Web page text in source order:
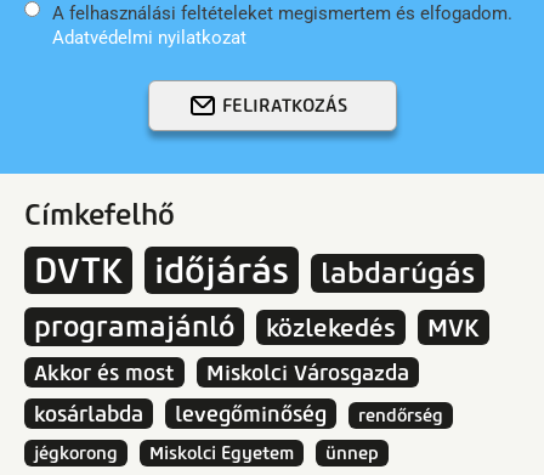
A felhasználási feltételeket megismertem és elfogadom.
Adatvédelmi nyilatkozat
FELIRATKOZÁS
Címkefelhő
DVTK időjárás
labdarúgás
programajánló
közlekedés MVK
Akkor és most
Miskolci Városgazda
kosárlabda
levegőminőség
rendőrség
jégkorong
Miskolci Egyetem
ünnep